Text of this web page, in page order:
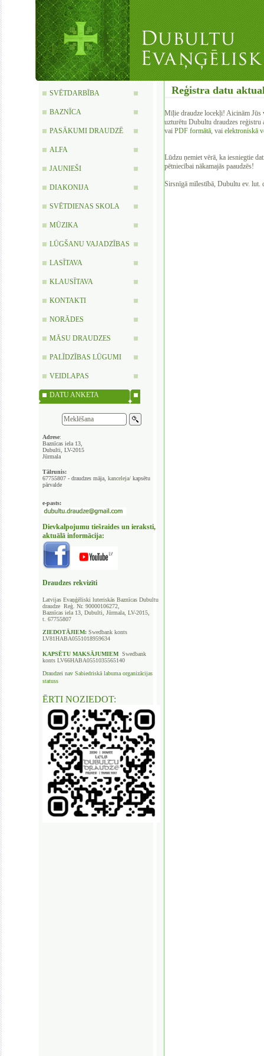
SVĒTDARBĪBA
BAZNĪCA
PASĀKUMI DRAUDZĒ
ALFA
JAUNIEŠI
DIAKONIJA
SVĒTDIENAS SKOLA
MŪZIKA
LŪGŠANU VAJADZĪBAS
LASĪTAVA
KLAUSĪTAVA
KONTAKTI
NORĀDES
MĀSU DRAUDZES
PALĪDZĪBAS LŪGUMI
VEIDLAPAS
DATU ANKETA
Adrese:
Baznīcas iela 13,
Dubulti, LV-2015
Jūrmala
Tālrunis:
67755807 - draudzes māja, kanceleja/ kapsētu
pārvalde
e-pasts:
Dievkalpojumu tiešraides un ieraksti,
aktuālā informācija:
Draudzes rekvizīti
Latvijas Evaņģēliski luteriskās Baznīcas Dubultu
draudze Reģ. Nr. 90000106272,
Baznīcas iela 13, Dubulti, Jūrmala, LV-2015,
t. 67755807
ZIEDOTĀJIEM: Swedbank konts
LV81HABA0551018959634
KAPSĒTU MAKSĀJUMIEM Swedbank
konts LV66HABA0551035565140
Draudzei nav Sabiedriskā labuma organizācijas
statuss
ĒRTI NOZIEDOT:
Reģistra datu
Mīļie draudze locekļi! Aicinām Jūs
uzturētu Dubultu draudzes reģistru
vai PDF formātā, vai elektroniskā
Lūdzu ņemiet vērā, ka iesniegtie
pētniecībai nākamajās paaudzēs!
Sirsnīgā mīlestībā, Dubultu ev. lut.